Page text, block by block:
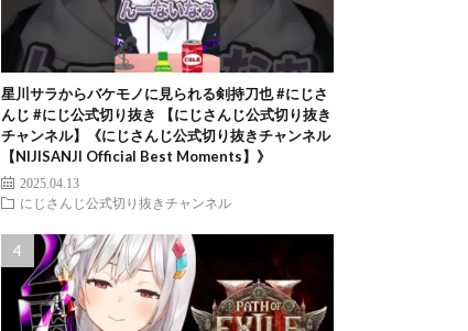
星川サラからバケモノに見られる剣持刀也 #にじさ
んじ #にじ公式切り抜き 【にじさんじ公式切り抜き
チャンネル】《にじさんじ公式切り抜きチャンネル
【NIJISANJI Official Best Moments】》
2025.04.13
にじさんじ公式切り抜きチャンネル